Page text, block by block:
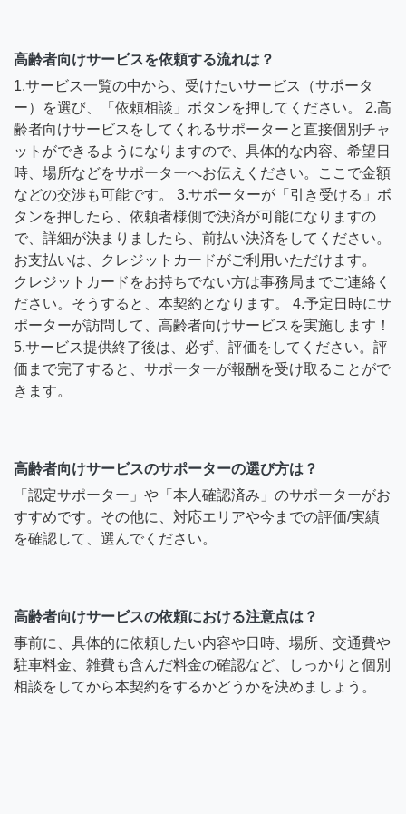
高齢者向けサービスを依頼する流れは？
1.サービス一覧の中から、受けたいサービス（サポータ
ー）を選び、「依頼相談」ボタンを押してください。 2.高
齢者向けサービスをしてくれるサポーターと直接個別チャ
ットができるようになりますので、具体的な内容、希望日
時、場所などをサポーターへお伝えください。ここで金額
などの交渉も可能です。 3.サポーターが「引き受ける」ボ
タンを押したら、依頼者様側で決済が可能になりますの
で、詳細が決まりましたら、前払い決済をしてください。
お支払いは、クレジットカードがご利用いただけます。
クレジットカードをお持ちでない方は事務局までご連絡く
ださい。そうすると、本契約となります。 4.予定日時にサ
ポーターが訪問して、高齢者向けサービスを実施します！
5.サービス提供終了後は、必ず、評価をしてください。評
価まで完了すると、サポーターが報酬を受け取ることがで
きます。
高齢者向けサービスのサポーターの選び方は？
「認定サポーター」や「本人確認済み」のサポーターがお
すすめです。その他に、対応エリアや今までの評価/実績
を確認して、選んでください。
高齢者向けサービスの依頼における注意点は？
事前に、具体的に依頼したい内容や日時、場所、交通費や
駐車料金、雑費も含んだ料金の確認など、しっかりと個別
相談をしてから本契約をするかどうかを決めましょう。